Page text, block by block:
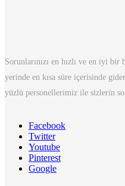
Sorunlarınızı en hızlı ve en iyi
yerinde en kısa süre içerisinde
yüzlü personellerimiz ile sizlerin
Facebook
Twitter
Youtube
Pinterest
Google